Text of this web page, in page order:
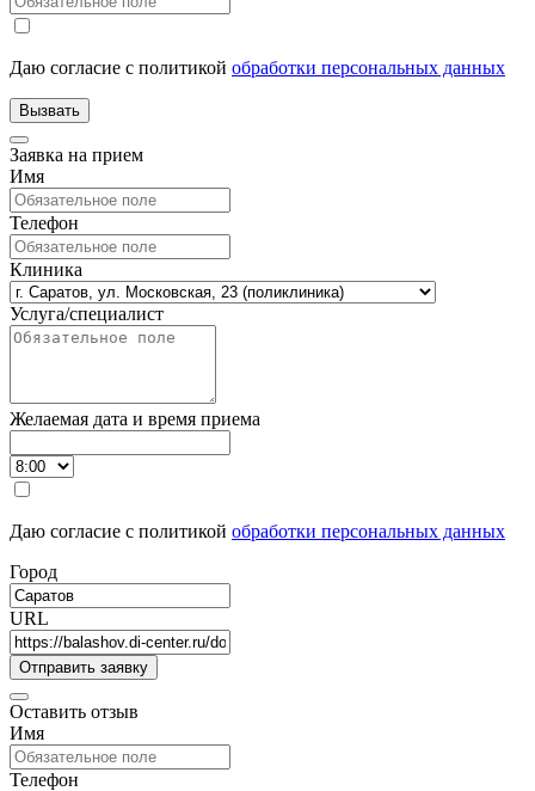
Даю согласие с политикой обработки персональных данных
Заявка на прием
Имя
Телефон
Клиника
Услуга/специалист
Желаемая дата и время приема
Даю согласие с политикой обработки персональных данных
Город
URL
Оставить отзыв
Имя
Телефон